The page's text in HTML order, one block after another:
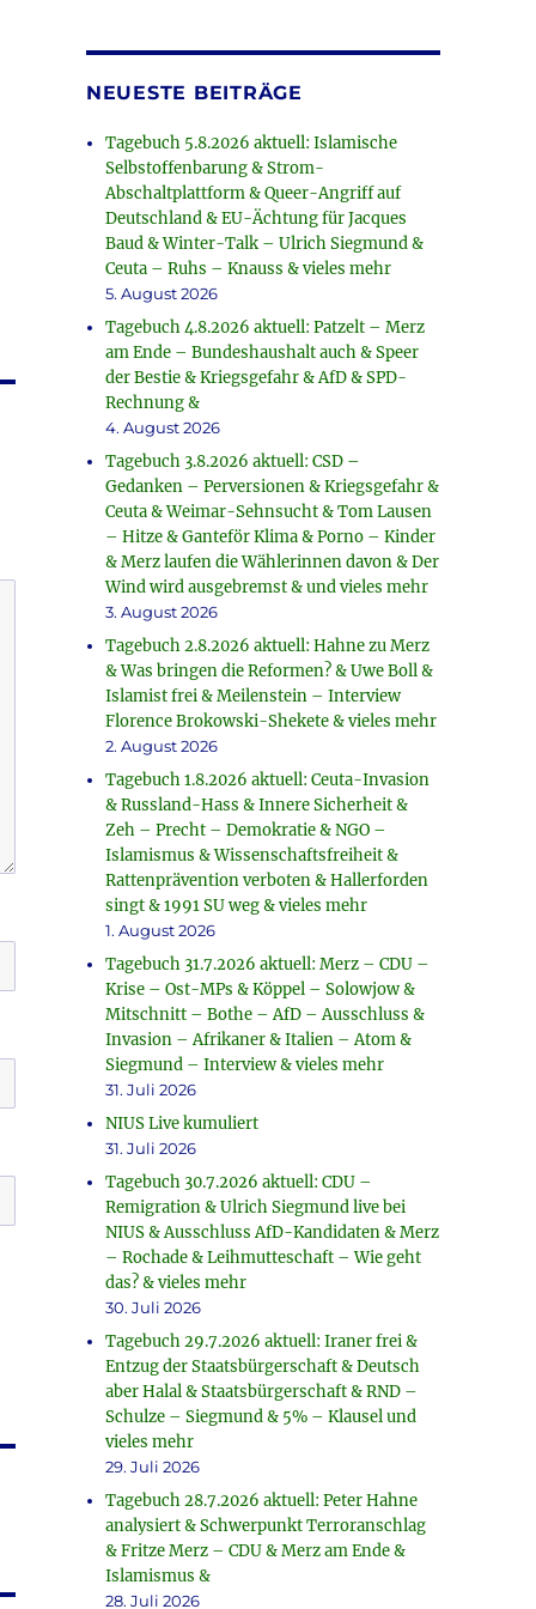
NEUESTE BEITRÄGE
Tagebuch 5.8.2026 aktuell: Islamische
Selbstoffenbarung & Strom-
Abschaltplattform & Queer-Angriff auf
Deutschland & EU-Ächtung für Jacques
Baud & Winter-Talk – Ulrich Siegmund &
Ceuta – Ruhs – Knauss & vieles mehr
5. August 2026
Tagebuch 4.8.2026 aktuell: Patzelt – Merz
am Ende – Bundeshaushalt auch & Speer
der Bestie & Kriegsgefahr & AfD & SPD-
Rechnung &
4. August 2026
Tagebuch 3.8.2026 aktuell: CSD –
Gedanken – Perversionen & Kriegsgefahr &
Ceuta & Weimar-Sehnsucht & Tom Lausen
– Hitze & Ganteför Klima & Porno – Kinder
& Merz laufen die Wählerinnen davon & Der
Wind wird ausgebremst & und vieles mehr
3. August 2026
Tagebuch 2.8.2026 aktuell: Hahne zu Merz
& Was bringen die Reformen? & Uwe Boll &
Islamist frei & Meilenstein – Interview
Florence Brokowski-Shekete & vieles mehr
2. August 2026
Tagebuch 1.8.2026 aktuell: Ceuta-Invasion
& Russland-Hass & Innere Sicherheit &
Zeh – Precht – Demokratie & NGO –
Islamismus & Wissenschaftsfreiheit &
Rattenprävention verboten & Hallerforden
singt & 1991 SU weg & vieles mehr
1. August 2026
Tagebuch 31.7.2026 aktuell: Merz – CDU –
Krise – Ost-MPs & Köppel – Solowjow &
Mitschnitt – Bothe – AfD – Ausschluss &
Invasion – Afrikaner & Italien – Atom &
Siegmund – Interview & vieles mehr
31. Juli 2026
NIUS Live kumuliert
31. Juli 2026
Tagebuch 30.7.2026 aktuell: CDU –
Remigration & Ulrich Siegmund live bei
NIUS & Ausschluss AfD-Kandidaten & Merz
– Rochade & Leihmutteschaft – Wie geht
das? & vieles mehr
30. Juli 2026
Tagebuch 29.7.2026 aktuell: Iraner frei &
Entzug der Staatsbürgerschaft & Deutsch
aber Halal & Staatsbürgerschaft & RND –
Schulze – Siegmund & 5% – Klausel und
vieles mehr
29. Juli 2026
Tagebuch 28.7.2026 aktuell: Peter Hahne
analysiert & Schwerpunkt Terroranschlag
& Fritze Merz – CDU & Merz am Ende &
Islamismus &
28. Juli 2026